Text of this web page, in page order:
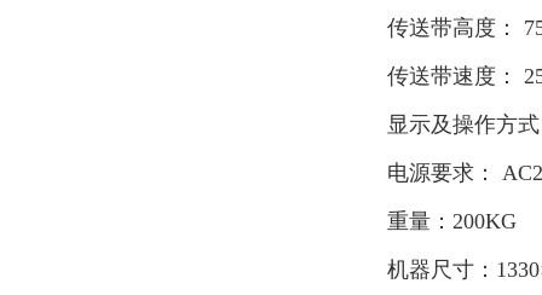
传送带高度：
传送带速度：
显示及操作方
电源要求：
重量：200KG
机器尺寸：